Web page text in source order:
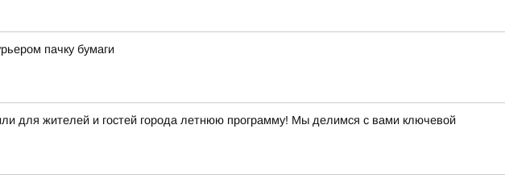
пачку бумаги
для жителей и гостей города летнюю программу! Мы делимся с вами ключевой